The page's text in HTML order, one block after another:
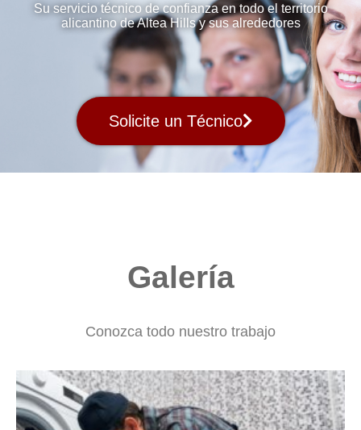
Su servicio técnico de confianza en todo el territorio
alicantino de Altea Hills y sus alrededores
Solicite un Técnico
Galería
Conozca todo nuestro trabajo